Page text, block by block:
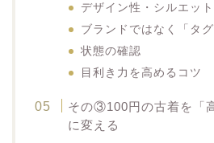
デザイン性・シルエット
ブランドではなく「タ
状態の確認
目利き力を高めるコツ
その③100円の古着を「
に変える